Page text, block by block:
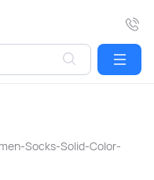
Socks-Solid-Color-